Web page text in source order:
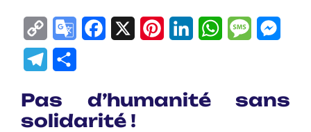
Copy
Link
GoogleFacebook
X Pinterest
LinkedInWhatsApp
Telegram
Pas d’humanité sans
solidarité !